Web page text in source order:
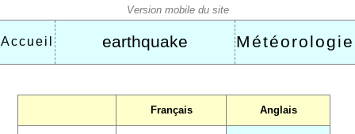
Accueil earthquake Météorologie
Français Anglais